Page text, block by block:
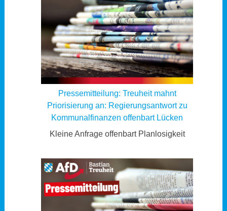
Pressemitteilung: Treuheit mahnt
Priorisierung an: Regierungsantwort zu
Kommunalfinanzen offenbart Lücken
Kleine Anfrage offenbart Planlosigkeit